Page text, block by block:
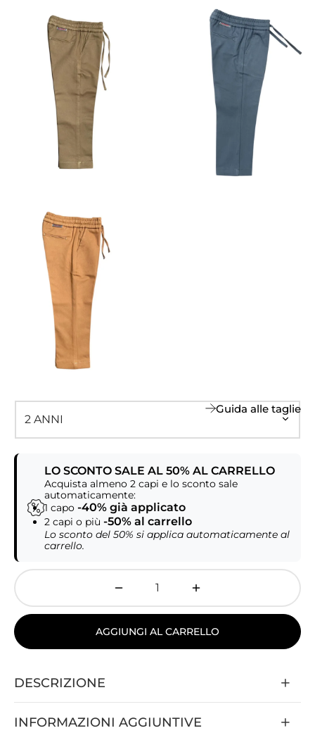
Guida alle taglie
LO SCONTO SALE AL 50% AL CARRELLO
Acquista almeno 2 capi e lo sconto sale
automaticamente:
1 capo -40% già applicato
2 capi o più -50% al carrello
Lo sconto del 50% si applica automaticamente al
carrello.
AGGIUNGI AL CARRELLO
DESCRIZIONE
INFORMAZIONI AGGIUNTIVE